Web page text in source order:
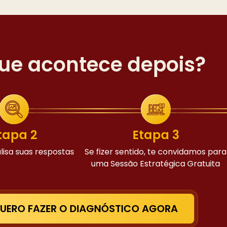
acontece depois?
2
suas respostas
Etapa 3
Se fizer sentido, te convidamos para
uma Sessão Estratégica Gratuita
FAZER O DIAGNÓSTICO AGORA